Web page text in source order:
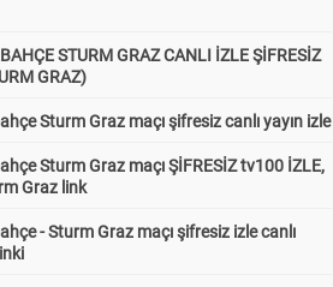
STURM GRAZ CANLI İZLE ŞİFRESİZ
GRAZ)
Sturm Graz maçı şifresiz canlı yayın izle
Sturm Graz maçı ŞİFRESİZ tv100 İZLE,
Graz link
- Sturm Graz maçı şifresiz izle canlı